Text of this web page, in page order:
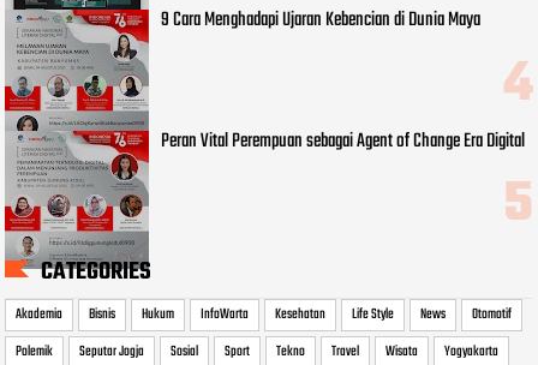
9 Cara Menghadapi Ujaran Kebencian di Dunia Maya
Peran Vital Perempuan sebagai Agent of Change Era Digital
CATEGORIES
Akademia Bisnis Hukum InfoWarta Kesehatan Life Style News
Otomotif
Polemik
Seputar Jogja Sosial Sport Tekno Travel Wisata Yogyakarta